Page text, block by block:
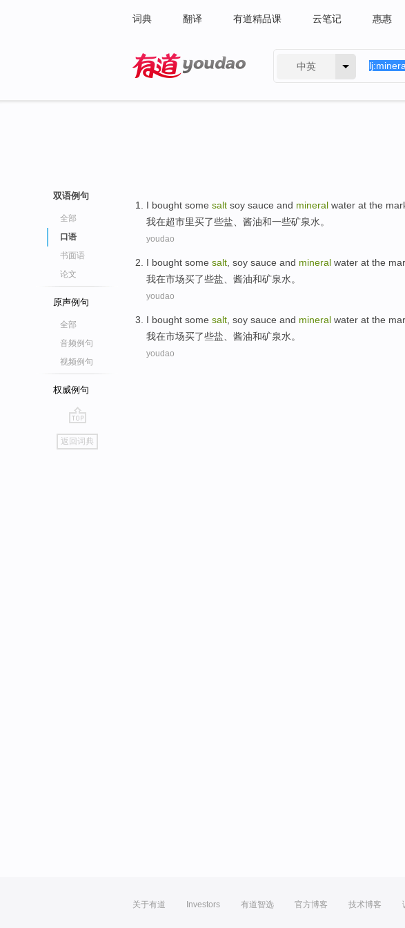
词典 翻译 有道精品课 云笔记 惠惠
中英
双语例句
全部
口语
书面语
论文
原声例句
全部
音频例句
视频例句
权威例句
go
top
返回词典
I bought some salt soy sauce and mineral water at the
我在超市里买了些盐 酱油和一些矿泉水。
youdao
I bought some salt soy sauce and mineral water at the
我在市场买了些盐 酱油和矿泉水。
youdao
I bought some salt soy sauce and mineral water at the
我在市场买了些盐 酱油和矿泉水。
youdao
关于有道 Investors 有道智选 官方博客 技术博客